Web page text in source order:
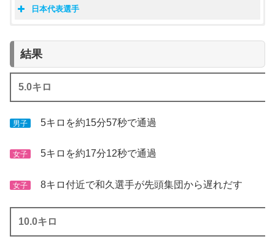
日本代表選手
マラソン日本代表選手
井上大仁 野上恵子
結果
5.0キロ
男子 5キロを約15分57秒で通過
女子 5キロを約17分12秒で通過
女子 8キロ付近で和久選手が先頭集団から遅れだす
10.0キロ